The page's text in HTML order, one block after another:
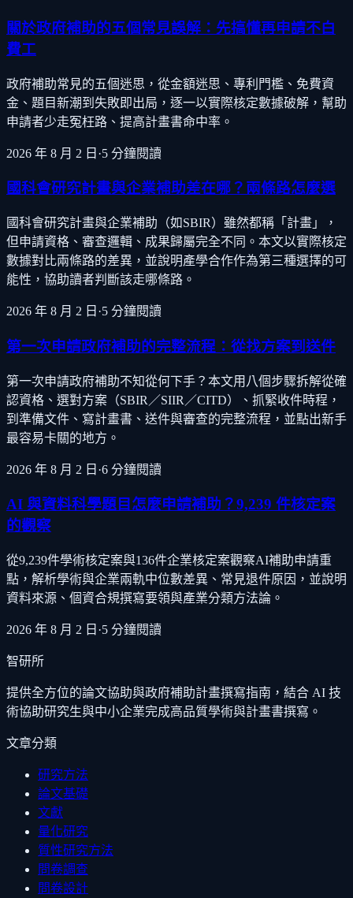
關於政府補助的五個常見誤解：先搞懂再申請不白
費工
政府補助常見的五個迷思，從金額迷思、專利門檻、免費資
金、題目新潮到失敗即出局，逐一以實際核定數據破解，幫助
申請者少走冤枉路、提高計畫書命中率。
2026 年 8 月 2 日 ·5 分鐘閱讀
國科會研究計畫與企業補助差在哪？兩條路怎麼選
國科會研究計畫與企業補助（如SBIR）雖然都稱「計畫」，
但申請資格、審查邏輯、成果歸屬完全不同。本文以實際核定
數據對比兩條路的差異，並說明產學合作作為第三種選擇的可
能性，協助讀者判斷該走哪條路。
2026 年 8 月 2 日 ·5 分鐘閱讀
第一次申請政府補助的完整流程：從找方案到送件
第一次申請政府補助不知從何下手？本文用八個步驟拆解從確
認資格、選對方案（SBIR／SIIR／CITD）、抓緊收件時程，
到準備文件、寫計畫書、送件與審查的完整流程，並點出新手
最容易卡關的地方。
2026 年 8 月 2 日 ·6 分鐘閱讀
AI 與資料科學題目怎麼申請補助？9,239 件核定案
的觀察
從9,239件學術核定案與136件企業核定案觀察AI補助申請重
點，解析學術與企業兩軌中位數差異、常見退件原因，並說明
資料來源、個資合規撰寫要領與產業分類方法論。
2026 年 8 月 2 日 ·5 分鐘閱讀
智研所
提供全方位的論文協助與政府補助計畫撰寫指南，結合 AI 技
術協助研究生與中小企業完成高品質學術與計畫書撰寫。
文章分類
研究方法
論文基礎
文獻
量化研究
質性研究方法
問卷調查
問卷設計